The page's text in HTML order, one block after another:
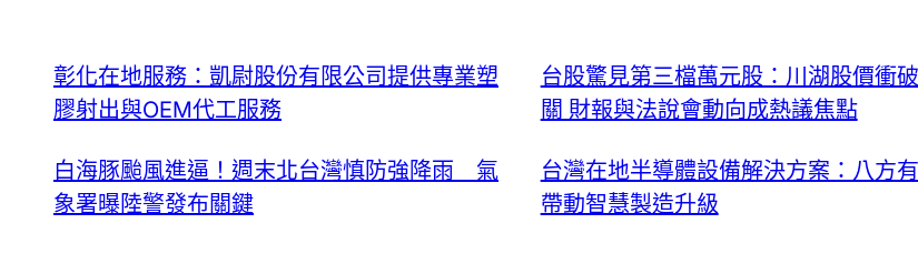
彰化在地服務：凱尉股份有限公司提供專業塑
膠射出與OEM代工服務
台股驚見第三檔萬元股：川湖股價衝
關 財報與法說會動向成熱議焦點
白海豚颱風進逼！週末北台灣慎防強降雨 氣
象署曝陸警發布關鍵
台灣在地半導體設備解決方案：八方
帶動智慧製造升級